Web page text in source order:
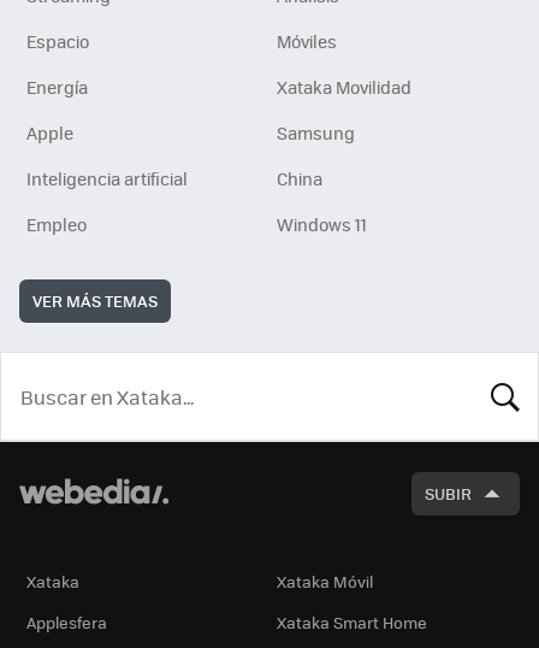
Espacio
Móviles
Energía
Xataka Movilidad
Apple
Samsung
Inteligencia artificial
China
Empleo
Windows 11
VER MÁS TEMAS
SUBIR
Xataka
Xataka Móvil
Applesfera
Xataka Smart Home